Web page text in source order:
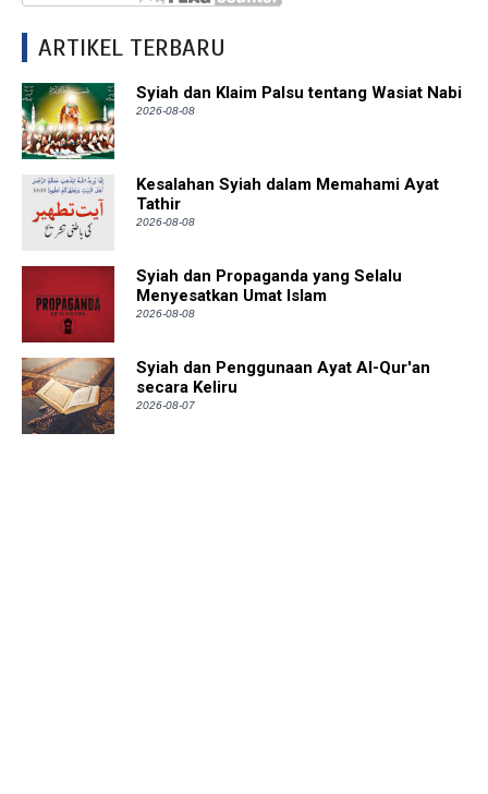
ARTIKEL TERBARU
Syiah dan Klaim Palsu tentang Wasiat Nabi
2026-08-08
Kesalahan Syiah dalam Memahami Ayat
Tathir
2026-08-08
Syiah dan Propaganda yang Selalu
Menyesatkan Umat Islam
2026-08-08
Syiah dan Penggunaan Ayat Al-Qur'an
secara Keliru
2026-08-07